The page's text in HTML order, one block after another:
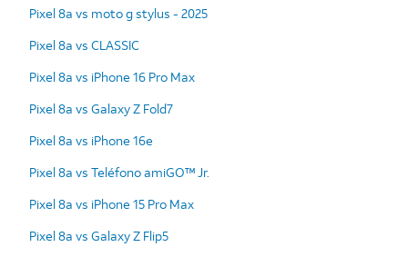
Pixel 8a vs moto g stylus - 2025
Pixel 8a vs CLASSIC
Pixel 8a vs iPhone 16 Pro Max
Pixel 8a vs Galaxy Z Fold7
Pixel 8a vs iPhone 16e
Pixel 8a vs Teléfono amiGO™ Jr.
Pixel 8a vs iPhone 15 Pro Max
Pixel 8a vs Galaxy Z Flip5